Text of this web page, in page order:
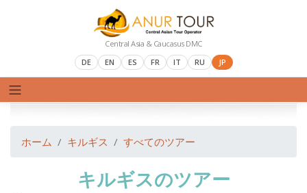
Central Asia & Caucasus DMC
DE
EN ES FR IT RU JP
ホーム キルギス すべてのツアー
キルギスのツアー